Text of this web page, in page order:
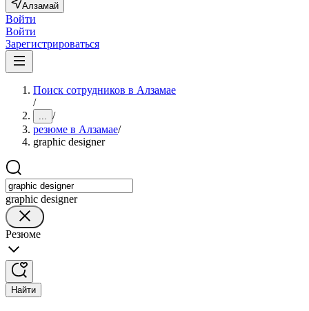
Алзамай
Войти
Войти
Зарегистрироваться
Поиск сотрудников в Алзамае
/
... /
резюме в Алзамае/
graphic designer
graphic designer
Резюме
Найти